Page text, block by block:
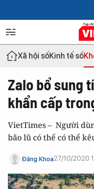
Xã hội sốKinh tế số
Zalo bổ sung
khẩn cấp
VietTimes – Người
bão lũ có thể có thể
Đăng Khoa27/10/2020